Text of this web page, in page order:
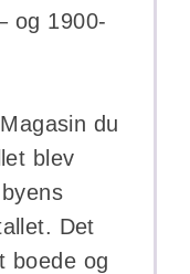
og 1900-
du
blev
Det
boede og